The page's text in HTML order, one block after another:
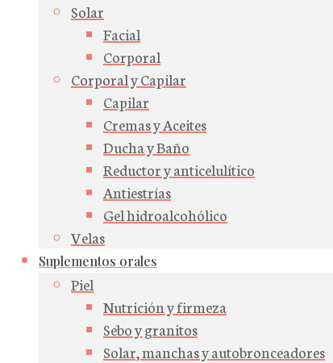
Solar
Facial
Corporal
Corporal y Capilar
Capilar
Cremas y Aceites
Ducha y Baño
Reductor y anticelulítico
Antiestrías
Gel hidroalcohólico
Velas
Suplementos orales
Piel
Nutrición y firmeza
Sebo y granitos
Solar, manchas y autobronceadores